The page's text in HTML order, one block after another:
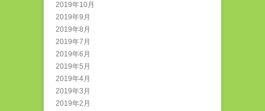
2019年10月
2019年9月
2019年8月
2019年7月
2019年6月
2019年5月
2019年4月
2019年3月
2019年2月